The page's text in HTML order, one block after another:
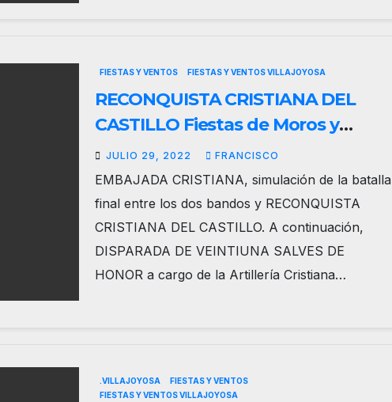
FIESTAS Y VENTOS FIESTAS Y VENTOS VILLAJOYOSA
RECONQUISTA CRISTIANA DEL
CASTILLO Fiestas de Moros y
Cristianos Villajoyosa 2022
JULIO 29, 2022 FRANCISCO
EMBAJADA CRISTIANA, simulación de la batalla
final entre los dos bandos y RECONQUISTA
CRISTIANA DEL CASTILLO. A continuación,
DISPARADA DE VEINTIUNA SALVES DE
HONOR a cargo de la Artillería Cristiana…
.VILLAJOYOSA
FIESTAS Y VENTOS
FIESTAS Y VENTOS VILLAJOYOSA